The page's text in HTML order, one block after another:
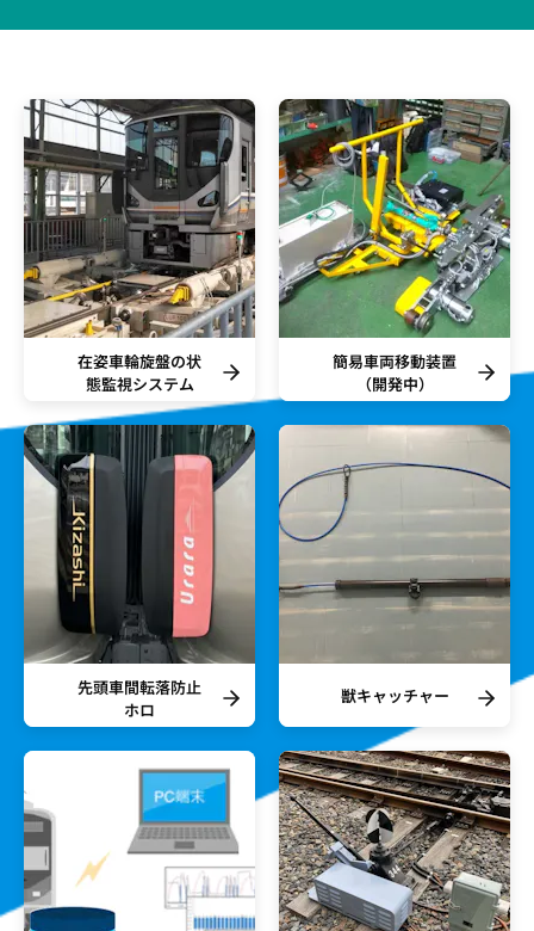
在姿車輪旋盤の状
態監視システム
簡易車両移動装置
（開発中）
先頭車間転落防止
ホロ
獣キャッチャー